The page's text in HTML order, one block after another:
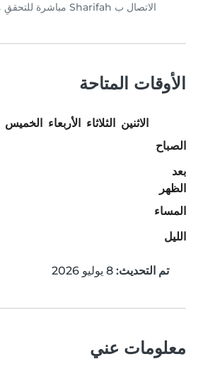
الاتصال ب Sharifah مباشرة للتحققِ من الشهادات.
الأوقات المتاحة
الاثنين الثلاثاء الأربعاء الخميس
الصباح
بعد
الظهر
المساء
الليل
تم التحديث:
معلومات عني